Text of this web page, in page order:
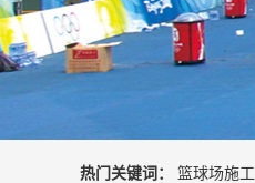
热门关键词： 篮球场施工